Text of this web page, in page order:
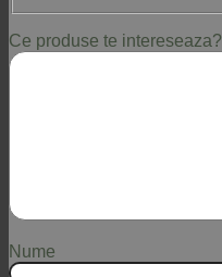
Ce produse te intereseaza?
Nume